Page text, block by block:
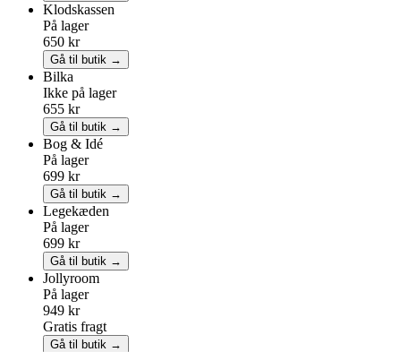
Klodskassen
På lager
650 kr
Gå til butik →
Bilka
Ikke på lager
655 kr
Gå til butik →
Bog & Idé
På lager
699 kr
Gå til butik →
Legekæden
På lager
699 kr
Gå til butik →
Jollyroom
På lager
949 kr
Gratis fragt
Gå til butik →